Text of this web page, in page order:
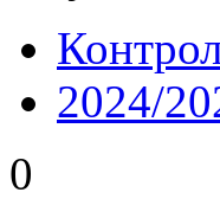
2024/
0